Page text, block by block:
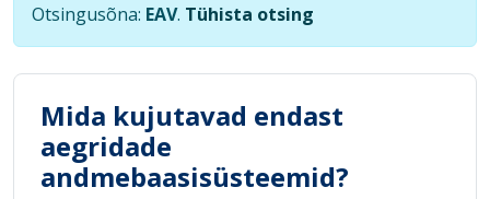
Otsingusõna: EAV. Tühista otsing
Mida kujutavad endast
aegridade
andmebaasisüsteemid?